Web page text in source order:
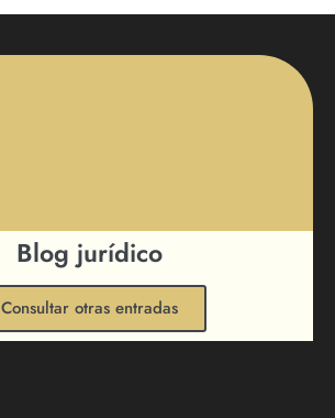
Blog jurídico
Consultar otras entradas